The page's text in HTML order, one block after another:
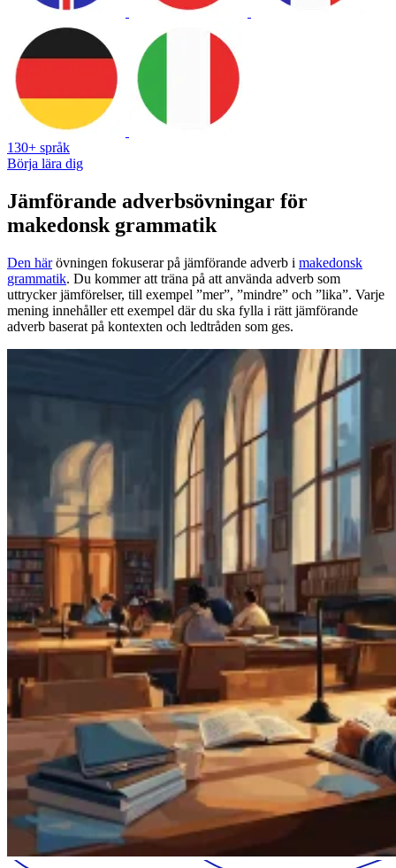
130+ språk
Börja lära dig
Jämförande adverbsövningar för
makedonsk grammatik
Den härövningen fokuserar på jämförande adverb i makedonsk
grammatik. Du kommer att träna på att använda adverb som
uttrycker jämförelser, till exempel ”mer”, ”mindre” och ”lika”. Varje
mening innehåller ett exempel där du ska fylla i rätt jämförande
adverb baserat på kontexten och ledtråden som ges.